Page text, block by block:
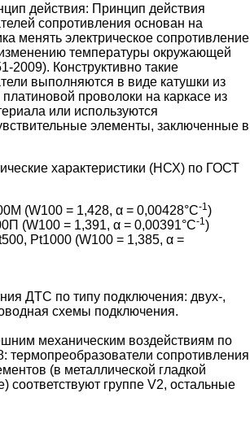
действия: Принцип действия
сопротивления основан на
менять электрическое сопротивление
температуры окружающей
2009). Конструктивно такие
выполняются в виде катушки из
проволоки на каркасе из
или используются
элементы, заключенные в
характеристики (НСХ) по ГОСТ
(W100 = 1,428, α = 0,00428°С-1)
(W100 = 1,391, α = 0,00391°С-1)
Pt1000 (W100 = 1,385, α =
ДТС по типу подключения: двух-,
схемы подключения.
механическим воздействиям по
термопреобразователи сопротивления
(в металлической гладкой
соответствуют группе V2, остальные